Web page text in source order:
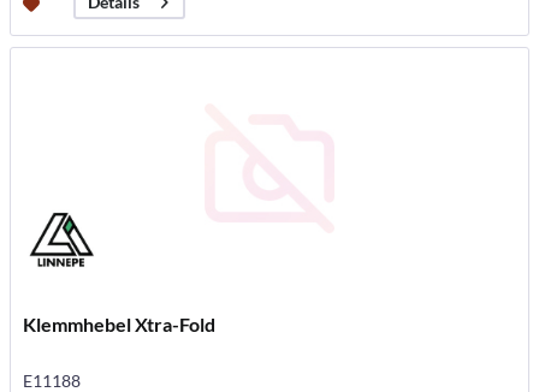
Klemmhebel Xtra-Fold
E11188